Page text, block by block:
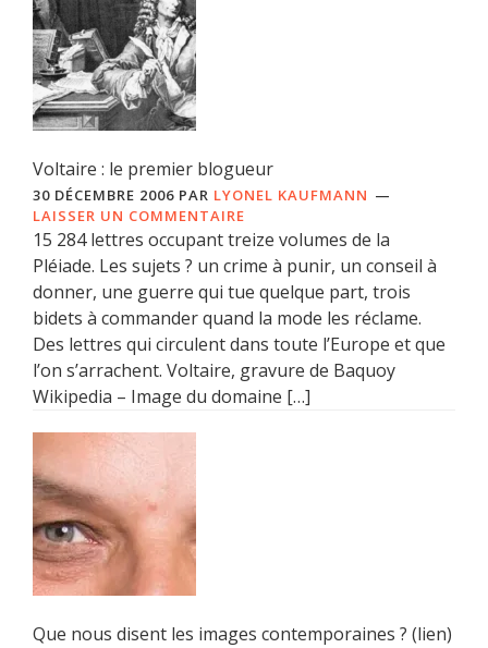
Voltaire : le premier blogueur
30 DÉCEMBRE 2006 PAR LYONEL KAUFMANN
LAISSER UN COMMENTAIRE
15 284 lettres occupant treize volumes de la
Pléiade. Les sujets ? un crime à punir, un conseil à
donner, une guerre qui tue quelque part, trois
bidets à commander quand la mode les réclame.
Des lettres qui circulent dans toute l’Europe et que
l’on s’arrachent. Voltaire, gravure de Baquoy
Wikipedia – Image du domaine […]
Que nous disent les images contemporaines ? (lien)